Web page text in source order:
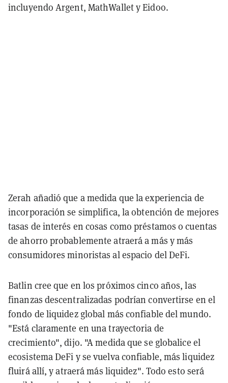
incluyendo Argent, MathWallet y Eidoo.
Zerah añadió que a medida que la experiencia de
incorporación se simplifica, la obtención de mejores
tasas de interés en cosas como préstamos o cuentas
de ahorro probablemente atraerá a más y más
consumidores minoristas al espacio del DeFi.
Batlin cree que en los próximos cinco años, las
finanzas descentralizadas podrían convertirse en el
fondo de liquidez global más confiable del mundo.
"Está claramente en una trayectoria de
crecimiento", dijo. "A medida que se globalice el
ecosistema DeFi y se vuelva confiable, más liquidez
fluirá allí, y atraerá más liquidez". Todo esto será